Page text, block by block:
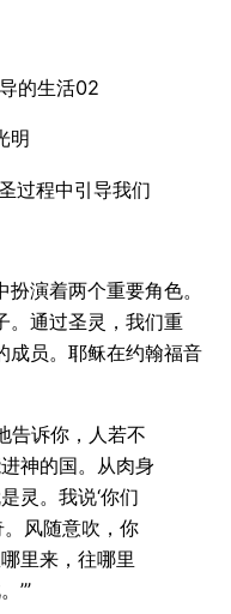
的生活02
明
过程中引导我们
演着两个重要角色。
。通过圣灵，我们重
成员。耶稣在约翰福音
告诉你，人若不
神的国。从肉身
灵。我说‘你们
。风随意吹，你
里来，往哪里
’”